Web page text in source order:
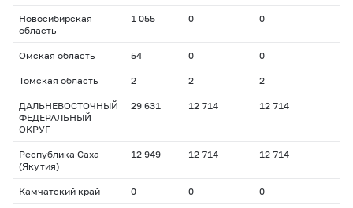
Новосибирская
область
1 055 0 0
Омская область 54 0 0
Томская область 2 2 2
ДАЛЬНЕВОСТОЧНЫЙ
ФЕДЕРАЛЬНЫЙ
ОКРУГ
29 631 12 714 12 714
Республика Саха
(Якутия)
12 949 12 714 12 714
Камчатский край 0 0 0